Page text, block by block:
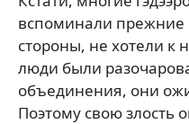
вспоминали прежние
стороны, не хотели к
люди были
объединения, они
Поэтому свою злость